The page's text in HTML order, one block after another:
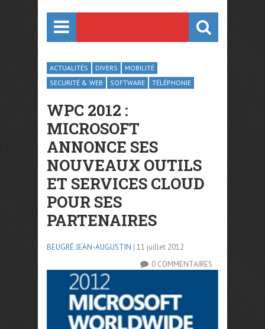
ACTUALITÉS DIVERS
MOBILITÉ
SECURITÉ & WEB
SOFTWARE TÉLÉPHONIE
WPC 2012 :
MICROSOFT
ANNONCE SES
NOUVEAUX OUTILS
ET SERVICES CLOUD
POUR SES
PARTENAIRES
BEUGRÉ JEAN-AUGUSTIN | 11 juillet 2012
0 COMMENTAIRES